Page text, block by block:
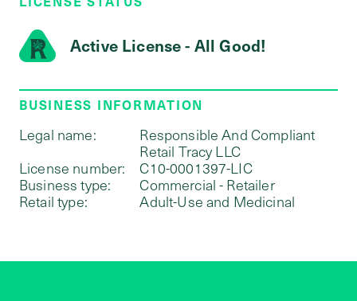
Active License - All Good!
BUSINESS INFORMATION
Legal name:
Responsible And Compliant
Retail Tracy LLC
License number:
C10-0001397-LIC
Business type:
Commercial - Retailer
Retail type:
Adult-Use and Medicinal